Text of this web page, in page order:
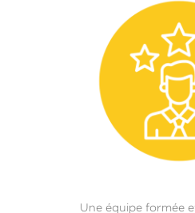
Une équipe formée